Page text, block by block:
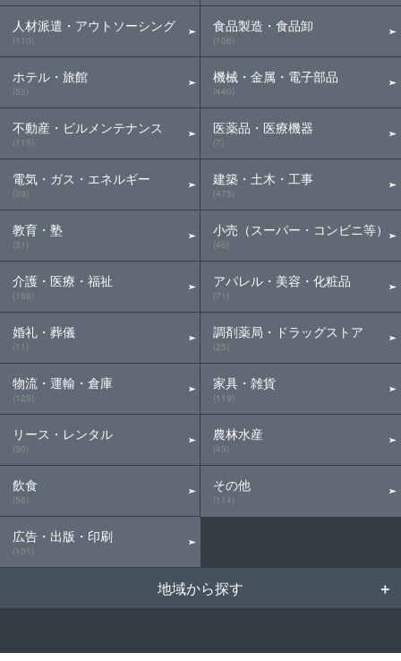
人材派遣・アウトソーシング
(110)
ホテル・旅館
(53)
不動産・ビルメンテナンス
(115)
電気・ガス・エネルギー
(39)
教育・塾
(31)
介護・医療・福祉
(168)
婚礼・葬儀
(11)
物流・運輸・倉庫
(125)
リース・レンタル
(30)
飲食
(56)
広告・出版・印刷
(101)
食品製造・食品卸
(106)
機械・金属・電子部品
(440)
医薬品・医療機器
(7)
建築・土木・工事
(475)
小売（スーパー・コンビニ等）
(46)
アパレル・美容・化粧品
(71)
調剤薬局・ドラッグストア
(25)
家具・雑貨
(119)
農林水産
(43)
その他
(114)
地域から探す